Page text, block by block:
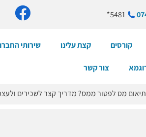
5481*
קורסים קצת עלינו שירותי
צור קשר
מס לפטור ממס? מדריך קצר לשכירים